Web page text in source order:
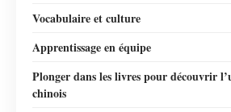
Vocabulaire et culture
Apprentissage en équipe
Plonger dans les livres pour découvrir
chinois